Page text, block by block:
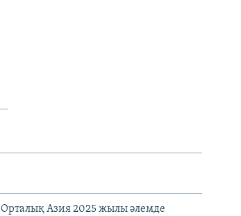
Орталық Азия 2025 жылы әлемде